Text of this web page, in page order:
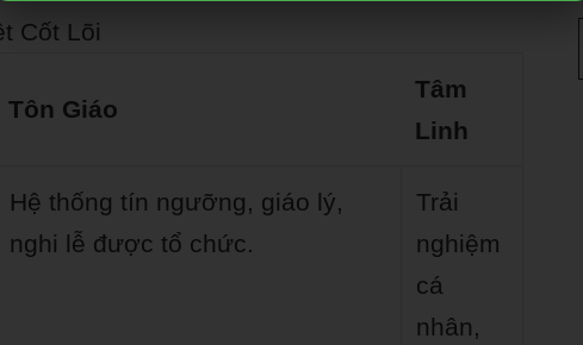
Cốt Lõi
Tôn Giáo
Tâm
Linh
Hệ thống tín ngưỡng, giáo lý,
nghi lễ được tổ chức.
Trải
nghiệm
cá
nhân,